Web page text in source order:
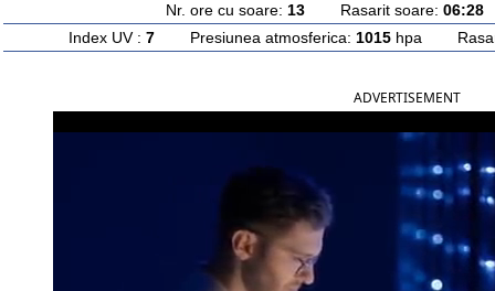
Nr. ore cu soare: 13Rasarit soare: 06:28
Index UV : 7Presiunea atmosferica: 1015hpa
ADVERTISEMENT